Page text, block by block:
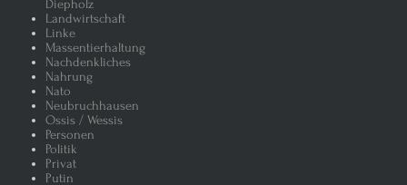
Diepholz
Landwirtschaft
Linke
Massentierhaltung
Nachdenkliches
Nahrung
Nato
Neubruchhausen
Ossis / Wessis
Personen
Politik
Privat
Putin